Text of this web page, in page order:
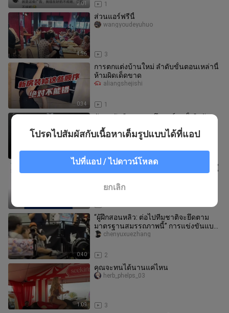
2:01 1
4:56
ส่วนแอร์ฟรีนี้
3
wangyoudeyuhuo
0:34
การตกแต่งบ้านใหม่ ลำดับขั้นตอนเหล่านี้
ห้ามผิดเด็ดขาด
1
aliangshejishi
ฉันจะนับสิบเลข พอถึงศูนย์เราก็เลิกกัน…
#ความรู้สึกร่วม #แชทสนทนา #รักทาง
ไกลmolinaibai-
จะประเมินอย่างไรว่าโลกปัจจุบันได้เข้าสู่
ยุคสามอำนาจแล้ว?
fengkezhu
0:40
“ผู้ฝึกสอนหลิว: ต่อไปทีมชาติจะยึดตาม
มาตรฐานสมรรถภาพนี้” การแข่งขันแบบ
ผสม HYROX เต็มไปด้วยความท้าทายส
2
chenyuxuezhang
1:09
คุณจะทนได้นานแค่ไหน
3
herb_phelps_03
โปรดไปสัมผัสกับเนื้อหาเต็มรูปแบบได้ที่แอป
ไปที่แอป / ไปดาวน์โหลด
ยกเลิก